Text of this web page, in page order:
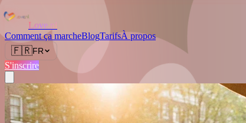
Love.nl
Comment ça marcheBlogTarifsÀ propos
🇫🇷FR
S'inscrire